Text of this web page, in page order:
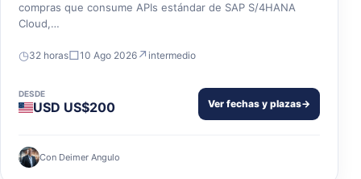
compras que consume APIs estándar de SAP S/4HANA
Cloud,…
◷32 horas□10 Ago 2026 ↗ intermedio
DESDE
USD US$200 Ver fechas y plazas→
Con Deimer Angulo